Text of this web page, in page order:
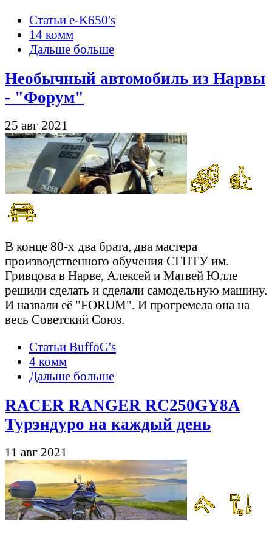
Статьи e-K650's
14 комм
Дальше больше
Необычный автомобиль из Нарвы
- "Форум"
25 авг 2021
В конце 80-х два брата, два мастера
производственного обучения СГПТУ им.
Гривцова в Нарве, Алексей и Матвей Юлле
решили сделать и сделали самодельную машину.
И назвали её "FORUM". И прогремела она на
весь Советский Союз.
Статьи BuffoG's
4 комм
Дальше больше
RACER RANGER RC250GY8A
Турэндуро на каждый день
11 авг 2021